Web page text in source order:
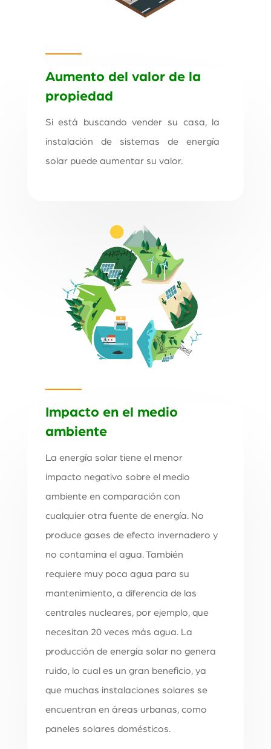
Aumento del valor de la
propiedad
Si está buscando vender su casa, la
instalación de sistemas de energía
solar puede aumentar su valor.
Impacto en el medio
ambiente
La energía solar tiene el menor
impacto negativo sobre el medio
ambiente en comparación con
cualquier otra fuente de energía. No
produce gases de efecto invernadero y
no contamina el agua. También
requiere muy poca agua para su
mantenimiento, a diferencia de las
centrales nucleares, por ejemplo, que
necesitan 20 veces más agua. La
producción de energía solar no genera
ruido, lo cual es un gran beneficio, ya
que muchas instalaciones solares se
encuentran en áreas urbanas, como
paneles solares domésticos.